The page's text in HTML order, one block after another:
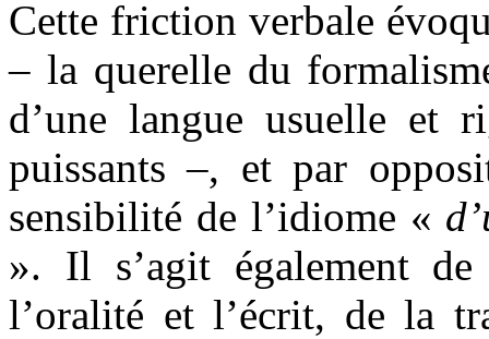
Cette friction verbale
– la querelle du
d’une langue usuelle et
puissants –, et par
sensibilité de l’idiome «
». Il s’agit également
l’oralité et l’écrit, de la